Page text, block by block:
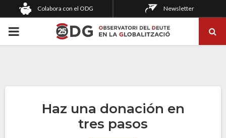
Colabora con el ODG Newsletter
PRIMARY